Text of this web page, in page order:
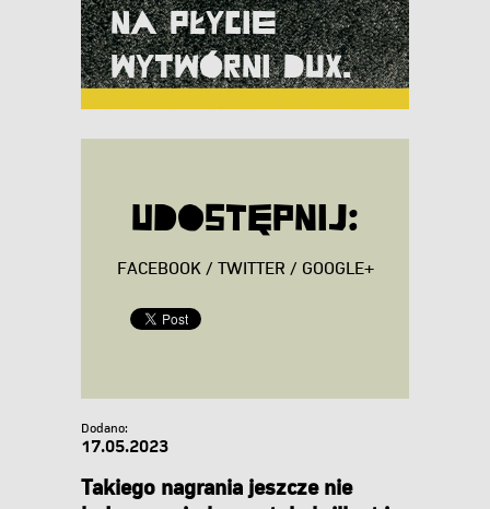
na płycie
wytwórni DUX.
Udostępnij:
FACEBOOK / TWITTER / GOOGLE+
Takiego nagrania jeszcze nie
Dodano:
17.05.2023